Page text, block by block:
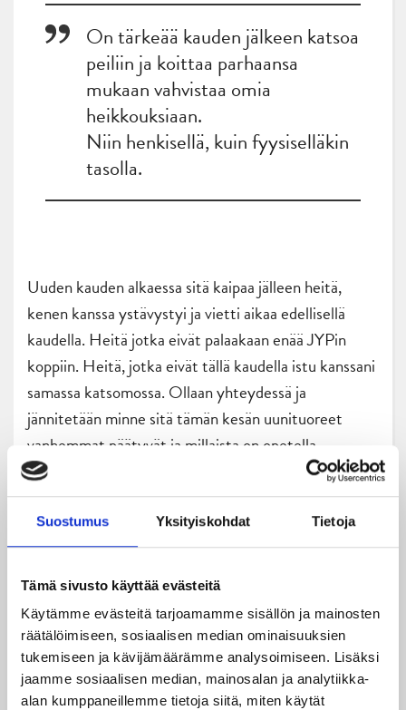
Suostumus Yksityiskohdat Tietoja
Tämä sivusto käyttää evästeitä
Käytämme evästeitä tarjoamamme sisällön ja mainosten
räätälöimiseen, sosiaalisen median ominaisuuksien
tukemiseen ja kävijämäärämme analysoimiseen. Lisäksi
jaamme sosiaalisen median, mainosalan ja analytiikka-
alan kumppaneillemme tietoja siitä, miten käytät
On tärkeää kauden jälkeen katsoa
peiliin ja koittaa parhaansa
mukaan vahvistaa omia
heikkouksiaan.
Niin henkisellä, kuin fyysiselläkin
tasolla.
Uuden kauden alkaessa sitä kaipaa jälleen heitä,
kenen kanssa ystävystyi ja vietti aikaa edellisellä
kaudella. Heitä jotka eivät palaakaan enää JYPin
koppiin. Heitä, jotka eivät tällä kaudella istu kanssani
samassa katsomossa. Ollaan yhteydessä ja
jännitetään minne sitä tämän kesän uunituoreet
vanhemmat päätyvät ja millaista on opetella
vanhemmuutta kaukana tukiverkostosta uudessa
kaupungissa tai jopa ulkomailla. Tai mistä napsahtaa
pelipaikka heille, jotka eivät ole vielä sopimusta
tehneet. Vaikka pelaajien siirto, ostaminen ja
myyminen taitojen perusteella silkkana
kauppatavarana kuuluu lajiin, joskus on vaikeaa olla
tukena kun jollekin ei paikkaa meinaa löytyä. Samalla
kun omalla miehellä turvallisesti sopimus jatkuu
seuraavalle kaudelle.